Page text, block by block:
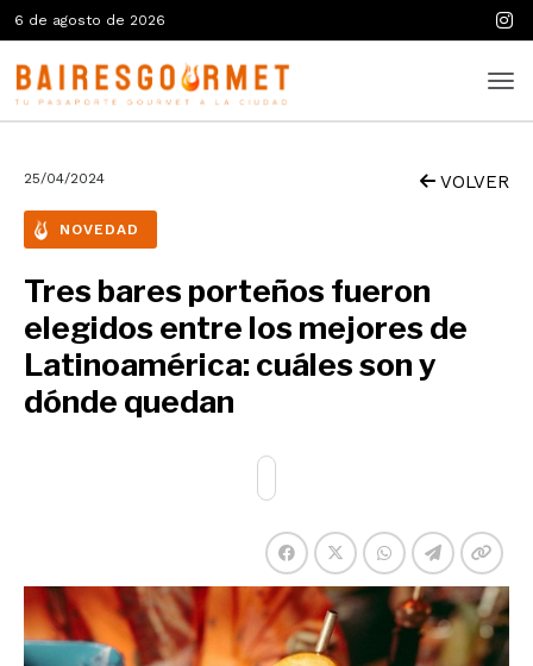
6 de agosto de 2026
25/04/2024 VOLVER
NOVEDAD
Tres bares porteños fueron
elegidos entre los mejores de
Latinoamérica: cuáles son y
dónde quedan